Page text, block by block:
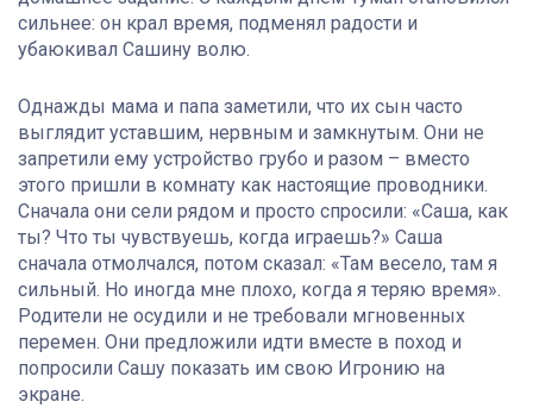
сильнее: он крал время, подменял радости и
убаюкивал Сашину волю.
Однажды мама и папа заметили, что их сын часто
выглядит уставшим, нервным и замкнутым. Они не
запретили ему устройство грубо и разом – вместо
этого пришли в комнату как настоящие проводники.
Сначала они сели рядом и просто спросили: «Саша, как
ты? Что ты чувствуешь, когда играешь?» Саша
сначала отмолчался, потом сказал: «Там весело, там я
сильный. Но иногда мне плохо, когда я теряю время».
Родители не осудили и не требовали мгновенных
перемен. Они предложили идти вместе в поход и
попросили Сашу показать им свою Игронию на
экране.